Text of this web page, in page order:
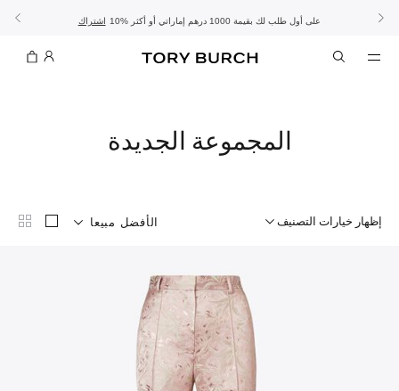
الموسم الجديد: إطلالات العملتسوّقي التشكيلة تشكيلة عيد الأضحىتسوقي اشتراك 10% على أول طلب لك بقيمة 1000 درهم إماراتي أو أكثر تفاصيل - الشحن المجاني تفاصيل - تسوق الآن واستلم في المتجر
المجموعة الجديدة
إظهار خيارات التصنيف الأفضل مبيعا